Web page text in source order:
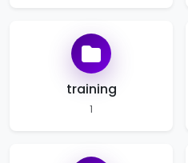
training
1